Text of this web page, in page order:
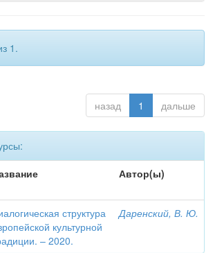
1.
назад 1 дальше
Автор(ы)
структура
культурной
– 2020.
Даренский, В. Ю.